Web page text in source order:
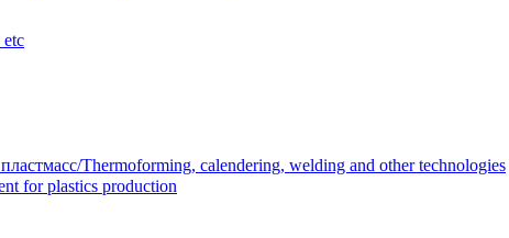
Thermoforming, calendering, welding and other technologies
for plastics production